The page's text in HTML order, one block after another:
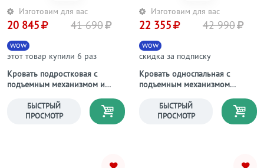
Изготовим для вас
Кровать подростковая с
подъемным механизмом и
кремовая Вега
wow
этот товар купили 6 раз
20 845 41 690
БЫСТРЫЙ
ПРОСМОТР
Изготовим для вас
Кровать односпальная с
подъемным механизмом
"Грация"
wow
скидка за подписку
22 355 42 990
БЫСТРЫЙ
ПРОСМОТР